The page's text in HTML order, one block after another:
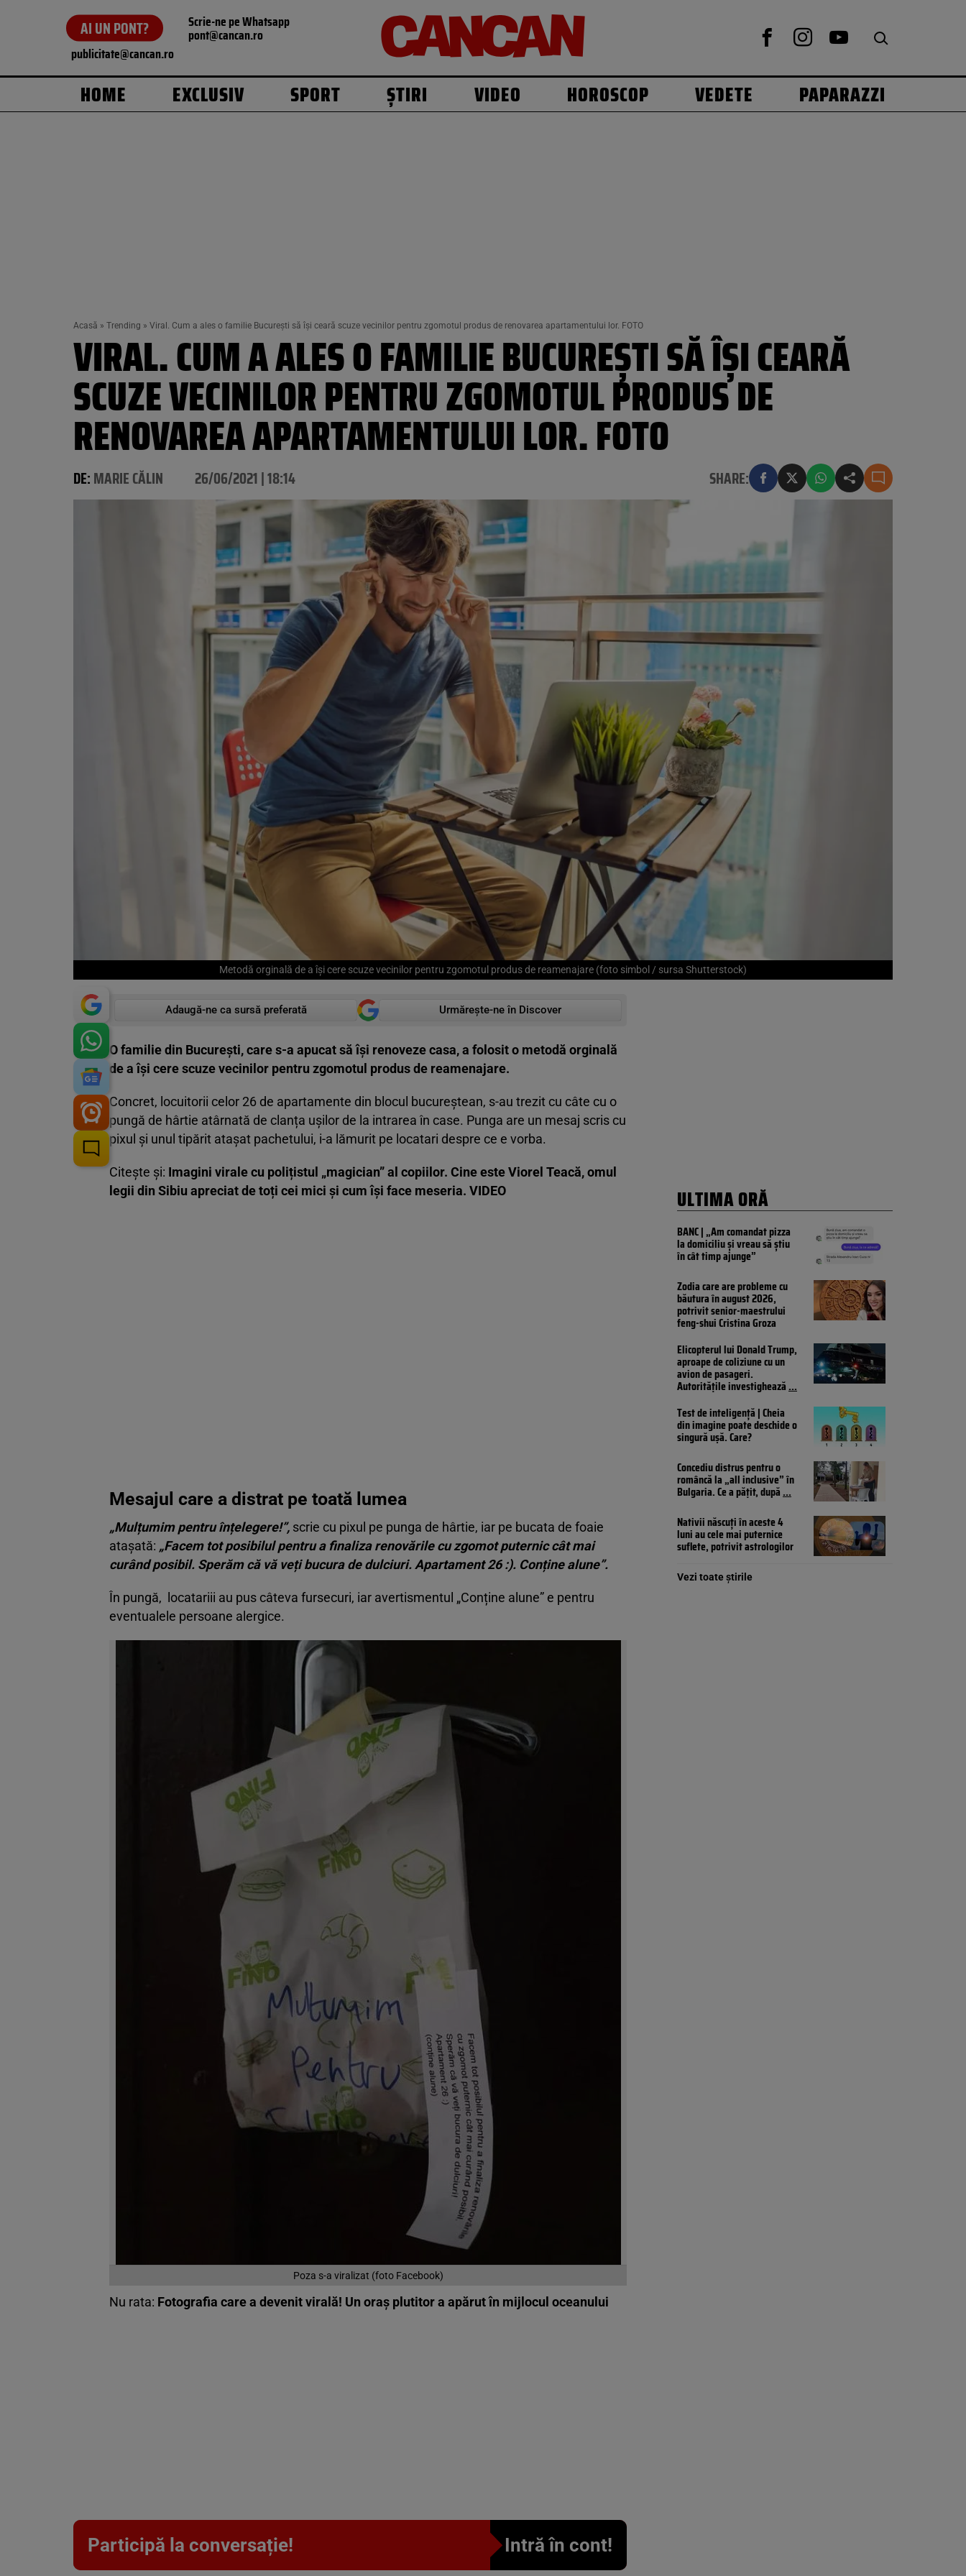
AI UN PONT? Scrie-ne pe Whatsapp
pont@cancan.ro
publicitate@cancan.ro
HOME EXCLUSIV SPORT ȘTIRI VIDEO HOROSCOP VEDETE PAPARAZZI
Acasă » Trending » Viral. Cum a ales o familie București să își ceară scuze vecinilor pentru zgomotul produs de renovarea apartamentului lor. FOTO
VIRAL. CUM A ALES O FAMILIE BUCUREȘTI SĂ ÎȘI CEARĂ
SCUZE VECINILOR PENTRU ZGOMOTUL PRODUS DE
RENOVAREA APARTAMENTULUI LOR. FOTO
DE:MARIE CĂLIN 26/06/2021 | 18:14 SHARE:
Metodă orginală de a își cere scuze vecinilor pentru zgomotul produs de reamenajare (foto simbol / sursa Shutterstock)
Adaugă-ne ca sursă preferată Urmărește-ne în Discover
O familie din București, care s-a apucat să își renoveze casa, a folosit o metodă orginală
de a își cere scuze vecinilor pentru zgomotul produs de reamenajare.
Concret, locuitorii celor 26 de apartamente din blocul bucureștean, s-au trezit cu câte cu o
pungă de hârtie atârnată de clanța ușilor de la intrarea în case. Punga are un mesaj scris cu
pixul și unul tipărit atașat pachetului, i-a lămurit pe locatari despre ce e vorba.
Citește și: Imagini virale cu polițistul „magician” al copiilor. Cine este Viorel Teacă, omul
legii din Sibiu apreciat de toți cei mici și cum își face meseria. VIDEO
Mesajul care a distrat pe toată lumea
„Mulțumim pentru înțelegere!”, scrie cu pixul pe punga de hârtie, iar pe bucata de foaie
atașată: „Facem tot posibilul pentru a finaliza renovările cu zgomot puternic cât mai
curând posibil. Sperăm că vă veți bucura de dulciuri. Apartament 26 :). Conține alune”.
În pungă, locatariii au pus câteva fursecuri, iar avertismentul „Conține alune” e pentru
eventualele persoane alergice.
Poza s-a viralizat (foto Facebook)
Nu rata: Fotografia care a devenit virală! Un oraș plutitor a apărut în mijlocul oceanului
Participă la conversație! Intră în cont!
ULTIMA ORĂ
BANC | „Am comandat pizza
la domiciliu și vreau să știu
în cât timp ajunge”
Zodia care are probleme cu
băutura în august 2026,
potrivit senior-maestrului
feng-shui Cristina Groza
Elicopterul lui Donald Trump,
aproape de coliziune cu un
avion de pasageri.
Autoritățile investighează...
Test de inteligență | Cheia
din imagine poate deschide o
singură ușă. Care?
Concediu distrus pentru o
româncă la „all inclusive” în
Bulgaria. Ce a pățit, după...
Nativii născuți în aceste 4
luni au cele mai puternice
suflete, potrivit astrologilor
Vezi toate știrile